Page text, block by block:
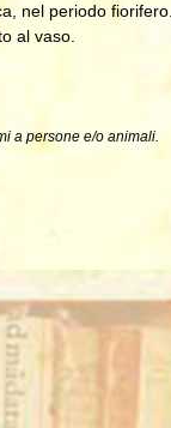
nel periodo fiorifero.
al vaso.
a persone e/o animali.